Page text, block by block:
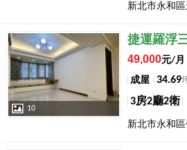
新北市永和
店長推薦
10
捷運羅浮
49,000元/月
成屋
34.69
3房2廳2衛
新北市永和